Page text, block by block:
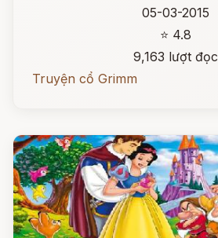
05-03-2015
⭐ 4.8
9,163 lượt đọc
Truyện cổ Grimm